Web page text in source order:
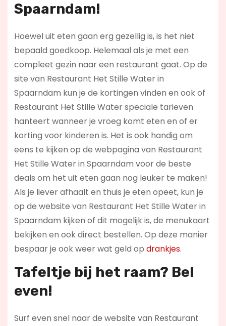
Spaarndam!
Hoewel uit eten gaan erg gezellig is, is het niet
bepaald goedkoop. Helemaal als je met een
compleet gezin naar een restaurant gaat. Op de
site van Restaurant Het Stille Water in
Spaarndam kun je de kortingen vinden en ook of
Restaurant Het Stille Water speciale tarieven
hanteert wanneer je vroeg komt eten en of er
korting voor kinderen is. Het is ook handig om
eens te kijken op de webpagina van Restaurant
Het Stille Water in Spaarndam voor de beste
deals om het uit eten gaan nog leuker te maken!
Als je liever afhaalt en thuis je eten opeet, kun je
op de website van Restaurant Het Stille Water in
Spaarndam kijken of dit mogelijk is, de menukaart
bekijken en ook direct bestellen. Op deze manier
bespaar je ook weer wat geld op drankjes.
Tafeltje bij het raam? Bel
even!
Surf even snel naar de website van Restaurant